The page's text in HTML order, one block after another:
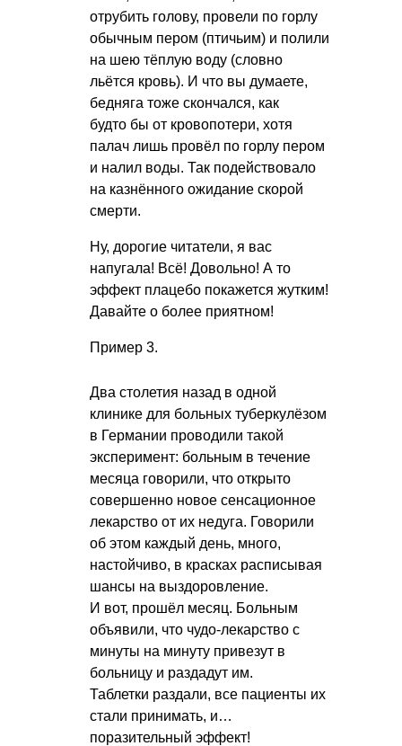
отрубить голову, провели по горлу
обычным пером (птичьим) и полили
на шею тёплую воду (словно
льётся кровь). И что вы думаете,
бедняга тоже скончался, как
будто бы от кровопотери, хотя
палач лишь провёл по горлу пером
и налил воды. Так подействовало
на казнённого ожидание скорой
смерти.
Ну, дорогие читатели, я вас
напугала! Всё! Довольно! А то
эффект плацебо покажется жутким!
Давайте о более приятном!
Пример 3.
Два столетия назад в одной
клинике для больных туберкулёзом
в Германии проводили такой
эксперимент: больным в течение
месяца говорили, что открыто
совершенно новое сенсационное
лекарство от их недуга. Говорили
об этом каждый день, много,
настойчиво, в красках расписывая
шансы на выздоровление.
И вот, прошёл месяц. Больным
объявили, что чудо-лекарство с
минуты на минуту привезут в
больницу и раздадут им.
Таблетки раздали, все пациенты их
стали принимать, и…
поразительный эффект!